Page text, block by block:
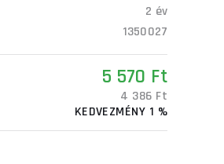
2 év
1350027
5 570 Ft
4 386 Ft
KEDVEZMÉNY 1 %